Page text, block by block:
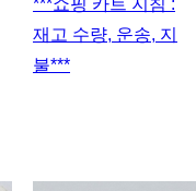
***쇼핑 카트 지침 :
재고 수량, 운송, 지
불***